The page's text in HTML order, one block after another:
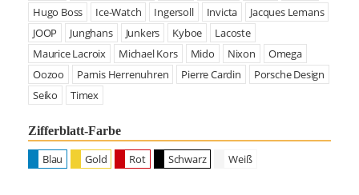
Hugo Boss
Ice-Watch Ingersoll Invicta
Jacques Lemans
JOOP
Junghans Junkers Kyboe
Lacoste
Maurice Lacroix
Michael Kors Mido Nixon
Omega
Oozoo
Parnis Herrenuhren Pierre Cardin
Porsche Design
Seiko
Timex
Zifferblatt-Farbe
Blau Gold Rot Schwarz Weiß